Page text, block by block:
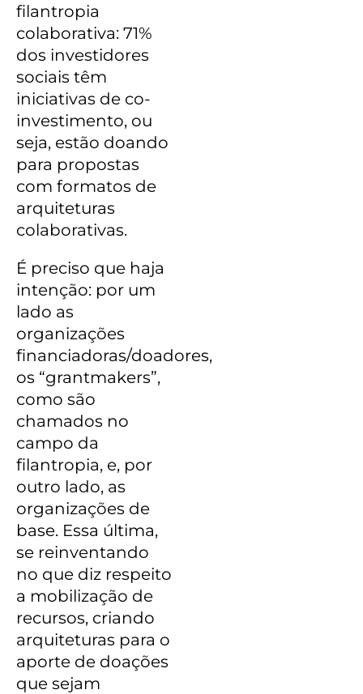
filantropia
colaborativa: 71%
dos investidores
sociais têm
iniciativas de co-
investimento, ou
seja, estão doando
para propostas
com formatos de
arquiteturas
colaborativas.
É preciso que haja
intenção: por um
lado as
organizações
financiadoras/doadores,
os “grantmakers”,
como são
chamados no
campo da
filantropia, e, por
outro lado, as
organizações de
base. Essa última,
se reinventando
no que diz respeito
a mobilização de
recursos, criando
arquiteturas para o
aporte de doações
que sejam